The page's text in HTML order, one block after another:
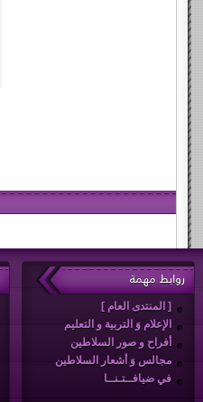
روابط مهمة
[ المنتدى العام ]
الإعلام وَ التربية و التعليم
أفراح و صور السلاطين
مجالس وَ أشعار السلاطين
في ضيافــتـنــا